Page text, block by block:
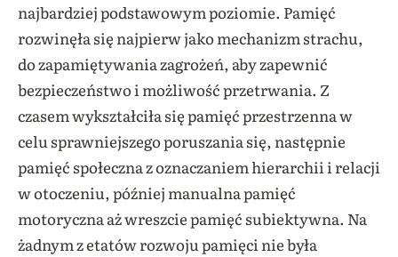
najbardziej podstawowym poziomie. Pamięć
rozwinęła się najpierw jako mechanizm strachu,
do zapamiętywania zagrożeń, aby zapewnić
bezpieczeństwo i możliwość przetrwania. Z
czasem wykształciła się pamięć przestrzenna w
celu sprawniejszego poruszania się, następnie
pamięć społeczna z oznaczaniem hierarchii i relacji
w otoczeniu, później manualna pamięć
motoryczna aż wreszcie pamięć subiektywna. Na
żadnym z etatów rozwoju pamięci nie była